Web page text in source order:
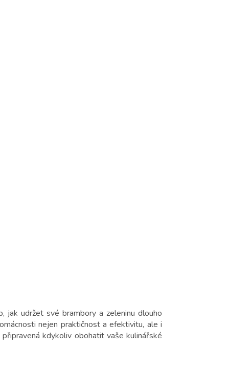
jak udržet své brambory a zeleninu dlouho
nejen praktičnost a efektivitu, ale i
kdykoliv obohatit vaše kulinářské